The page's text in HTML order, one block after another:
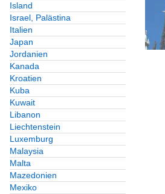
Island
Israel, Palästina
Italien
Japan
Jordanien
Kanada
Kroatien
Kuba
Kuwait
Libanon
Liechtenstein
Luxemburg
Malaysia
Malta
Mazedonien
Mexiko